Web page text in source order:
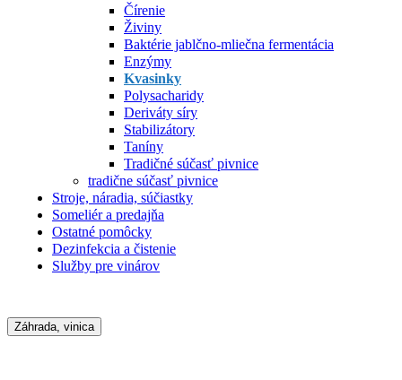
Čírenie
Živiny
Baktérie jablčno-mliečna fermentácia
Enzýmy
Kvasinky
Polysacharidy
Deriváty síry
Stabilizátory
Taníny
Tradičné súčasť pivnice
tradične súčasť pivnice
Stroje, náradia, súčiastky
Someliér a predajňa
Ostatné pomôcky
Dezinfekcia a čistenie
Služby pre vinárov
Záhrada, vinica